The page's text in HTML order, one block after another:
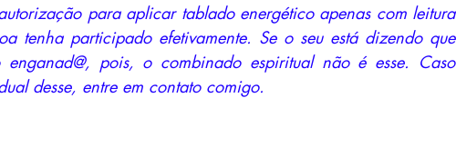
para aplicar tablado energético apenas com leitura
tenha participado efetivamente. Se o seu está dizendo que
pois, o combinado espiritual não é esse. Caso
desse, entre em contato comigo.